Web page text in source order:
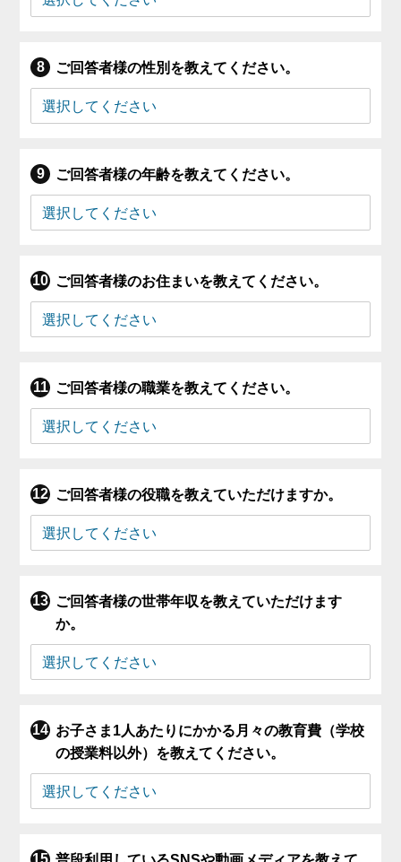
ご回答者様の性別を教えてください。
ご回答者様の年齢を教えてください。
ご回答者様のお住まいを教えてください。
ご回答者様の職業を教えてください。
ご回答者様の役職を教えていただけますか。
ご回答者様の世帯年収を教えていただけます
か。
お子さま1人あたりにかかる月々の教育費（学校
の授業料以外）を教えてください。